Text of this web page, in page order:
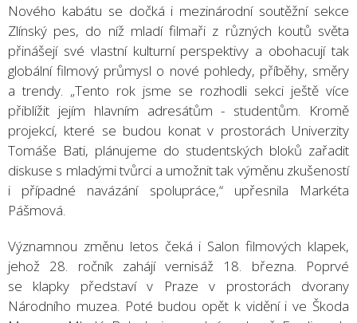
Nového kabátu se dočká i mezinárodní soutěžní sekce
Zlínský pes, do níž mladí filmaři z různých koutů světa
přinášejí své vlastní kulturní perspektivy a obohacují tak
globální filmový průmysl o nové pohledy, příběhy, směry
a trendy. „Tento rok jsme se rozhodli sekci ještě více
přiblížit jejím hlavním adresátům - studentům. Kromě
projekcí, které se budou konat v prostorách Univerzity
Tomáše Bati, plánujeme do studentských bloků zařadit
diskuse s mladými tvůrci a umožnit tak výměnu zkušeností
i případné navázání spolupráce,“ upřesnila Markéta
Pášmová.
Významnou změnu letos čeká i Salon filmových klapek,
jehož 28. ročník zahájí vernisáž 18. března. Poprvé
se klapky představí v Praze v prostorách dvorany
Národního muzea. Poté budou opět k vidění i ve Škoda